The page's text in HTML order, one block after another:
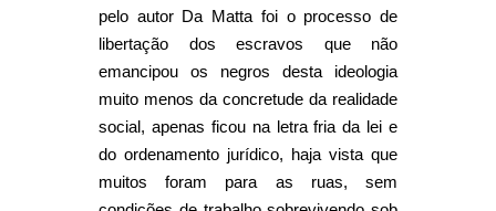
pelo autor Da Matta foi o processo de
libertação dos escravos que não
emancipou os negros desta ideologia
muito menos da concretude da realidade
social, apenas ficou na letra fria da lei e
do ordenamento jurídico, haja vista que
muitos foram para as ruas, sem